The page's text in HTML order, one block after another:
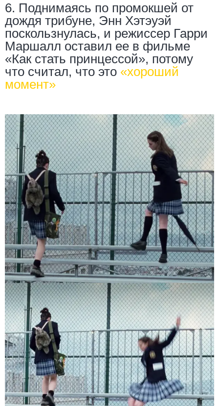
6. Поднимаясь по промокшей от
дождя трибуне, Энн Хэтэуэй
поскользнулась, и режиссер Гарри
Маршалл оставил ее в фильме
«Как стать принцессой», потому
что считал, что это «хороший
момент»